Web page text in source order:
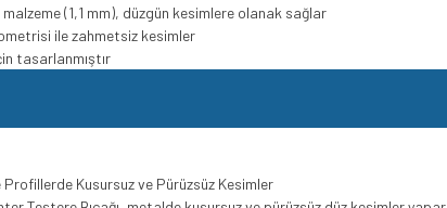
(1,1 mm), düzgün kesimlere olanak sağlar
ile zahmetsiz kesimler
tasarlanmıştır
Kusursuz ve Pürüzsüz Kesimler